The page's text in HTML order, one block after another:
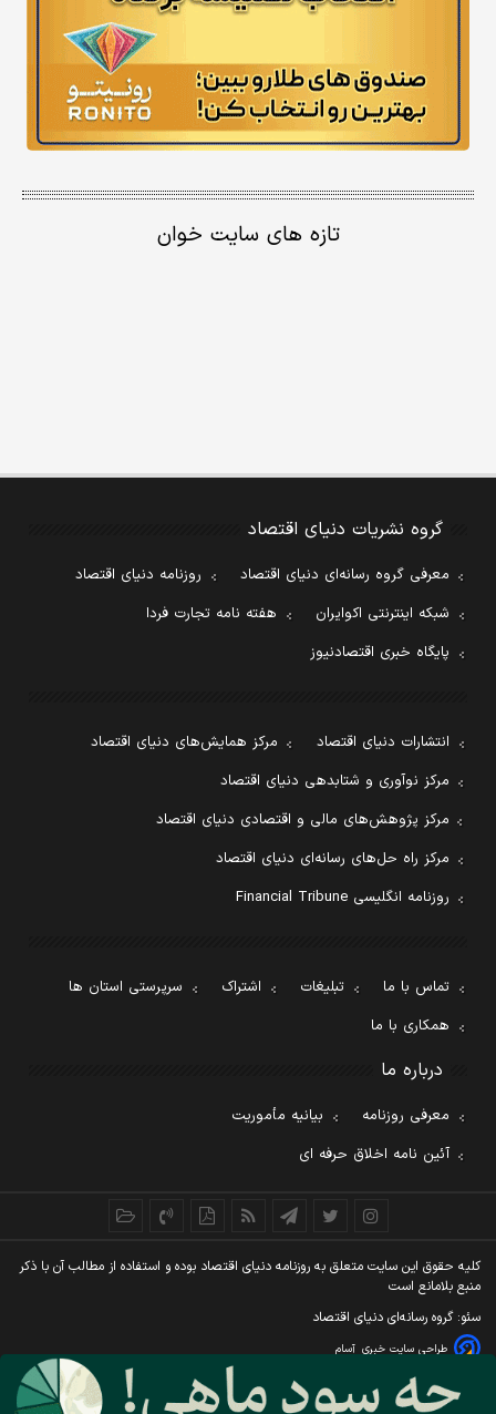
تازه های سایت خوان
گروه نشریات دنیای اقتصاد
معرفی گروه رسانه‌ای دنیای اقتصاد
روزنامه دنیای اقتصاد
شبکه اینترنتی اکوایران
هفته نامه تجارت فردا
پایگاه خبری اقتصادنیوز
انتشارات دنیای اقتصاد
مرکز همایش‌های دنیای اقتصاد
مرکز نوآوری و شتابدهی دنیای اقتصاد
مرکز پژوهش‌های مالی و اقتصادی دنیای اقتصاد
مرکز راه حل‌های رسانه‌ای دنیای اقتصاد
روزنامه انگلیسی Financial Tribune
تماس با ما تبلیغات اشتراک
سرپرستی استان ها
همکاری با ما
درباره ما
معرفی روزنامه
بیانیه مأموریت
آئین نامه اخلاق حرفه ای
کليه حقوق اين سايت متعلق به روزنامه دنيای اقتصاد بوده و استفاده از مطالب آن با ذکر
منبع بلامانع است
سئو: گروه رسانه‌ای دنیای اقتصاد
طراحی سایت خبری آسام